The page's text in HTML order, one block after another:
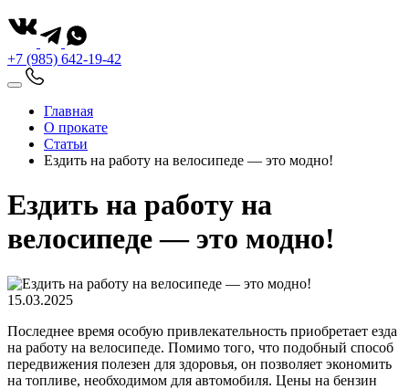
+7 (985) 642-19-42
Главная
О прокате
Статьи
Ездить на работу на велосипеде — это модно!
Ездить на работу на
велосипеде — это модно!
15.03.2025
Последнее время особую привлекательность приобретает езда
на работу на велосипеде. Помимо того, что подобный способ
передвижения полезен для здоровья, он позволяет экономить
на топливе, необходимом для автомобиля. Цены на бензин